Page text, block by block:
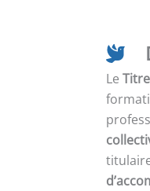
Le